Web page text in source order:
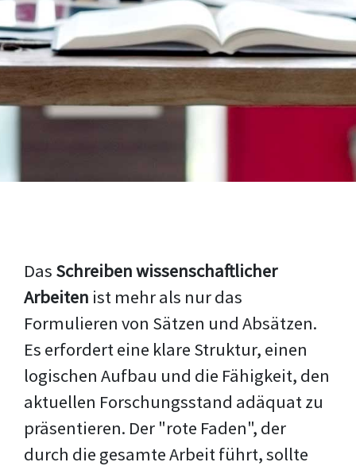
Das Schreiben wissenschaftlicher
Arbeiten ist mehr als nur das
Formulieren von Sätzen und Absätzen.
Es erfordert eine klare Struktur, einen
logischen Aufbau und die Fähigkeit, den
aktuellen Forschungsstand adäquat zu
präsentieren. Der "rote Faden", der
durch die gesamte Arbeit führt, sollte